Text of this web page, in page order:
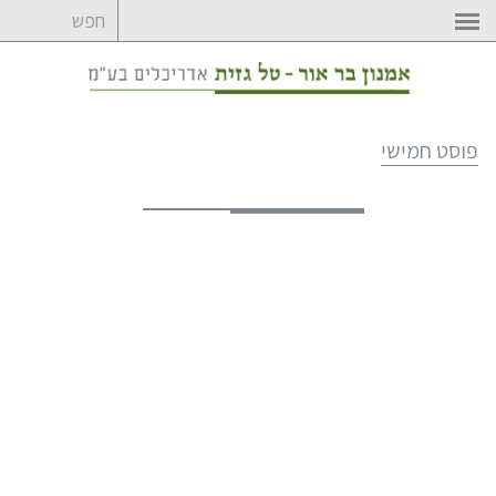
לדלג
לתוכן
פוסט חמישי